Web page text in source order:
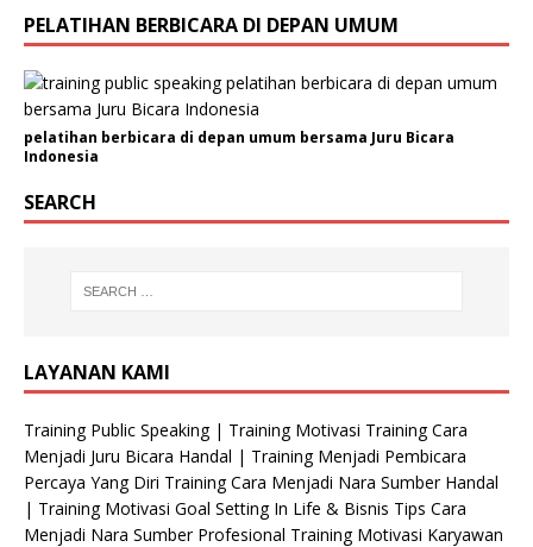
a
i
s
a
s
i
N
PELATIHAN BERBICARA DI DEPAN UMUM
pelatihan berbicara di depan umum bersama Juru Bicara
Indonesia
SEARCH
LAYANAN KAMI
Training Public Speaking | Training Motivasi Training Cara
Menjadi Juru Bicara Handal | Training Menjadi Pembicara
Percaya Yang Diri Training Cara Menjadi Nara Sumber Handal
| Training Motivasi Goal Setting In Life & Bisnis Tips Cara
Menjadi Nara Sumber Profesional Training Motivasi Karyawan